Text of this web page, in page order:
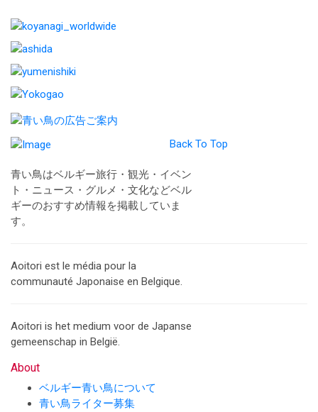
Back To Top
青い鳥はベルギー旅行・観光・イベン
ト・ニュース・グルメ・文化などベル
ギーのおすすめ情報を掲載していま
す。
Aoitori est le média pour la
communauté Japonaise en Belgique.
Aoitori is het medium voor de Japanse
gemeenschap in België.
About
ベルギー青い鳥について
青い鳥ライター募集